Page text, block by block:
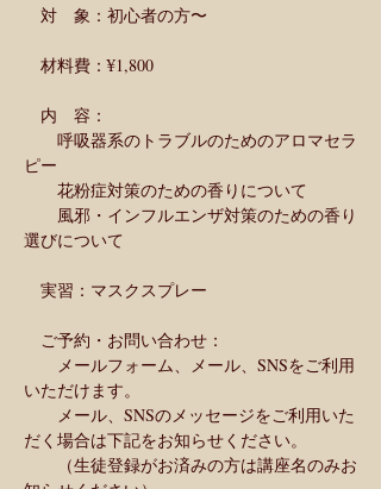
対　象：初心者の方〜
材料費：¥1,800
内　容：
呼吸器系のトラブルのためのアロマセラ
ピー
花粉症対策のための香りについて
風邪・インフルエンザ対策のための香り
選びについて
実習：マスクスプレー
ご予約・お問い合わせ：
メールフォーム、メール、SNSをご利用
いただけます。
メール、SNSのメッセージをご利用いた
だく場合は下記をお知らせください。
（生徒登録がお済みの方は講座名のみお